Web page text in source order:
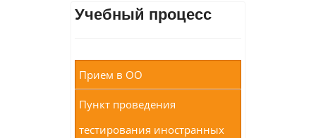
Учебный процесс
Прием в ОО
Пункт проведения
тестирования иностранных